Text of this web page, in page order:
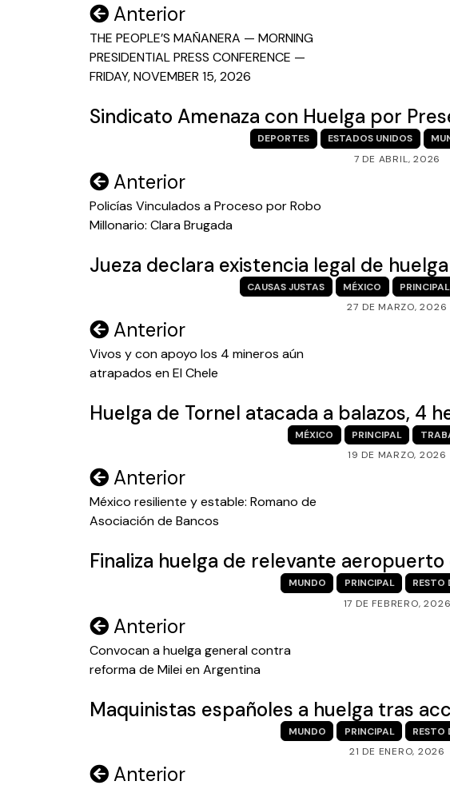
Navegación
de
entradas
Anterior
THE PEOPLE’S MAÑANERA — MORNING
PRESIDENTIAL PRESS CONFERENCE —
FRIDAY, NOVEMBER 15, 2026
Sindicato Amenaza con Huelga por
DEPORTES ESTADOS UNIDOS
7 DE ABRIL, 2026
Navegación
de
Anterior
Policías Vinculados a Proceso por Robo
Millonario: Clara Brugada
Jueza declara existencia legal de
CAUSAS JUSTAS MÉXICO PRINCIPAL
27 DE MARZO, 2026
Navegación
de
entradas
Anterior
Vivos y con apoyo los 4 mineros aún
atrapados en El Chele
Huelga de Tornel atacada a balazos, 4
MÉXICO PRINCIPAL
19 DE MARZO, 2026
Navegación
de
Anterior
México resiliente y estable: Romano de
Asociación de Bancos
Finaliza huelga de relevante aeropuerto
MUNDO PRINCIPAL
RESTO
17 DE FEBRERO, 2026
Navegación
de
Anterior
Convocan a huelga general contra
reforma de Milei en Argentina
Maquinistas españoles a huelga tras
MUNDO PRINCIPAL
RESTO
21 DE ENERO, 2026
Navegación
Anterior